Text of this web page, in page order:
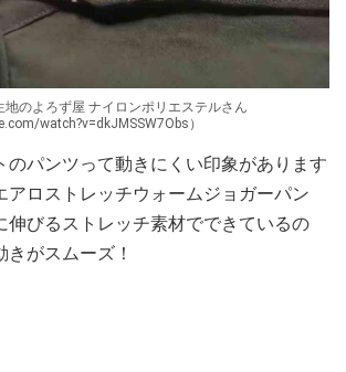
のよろず屋 ナイロンポリエステルさん
watch?v=dkJMSSW7Obs）
のパンツって動きにくい印象があります
アロストレッチウォームジョガーパン
伸びるストレッチ素材でできているの
がスムーズ！